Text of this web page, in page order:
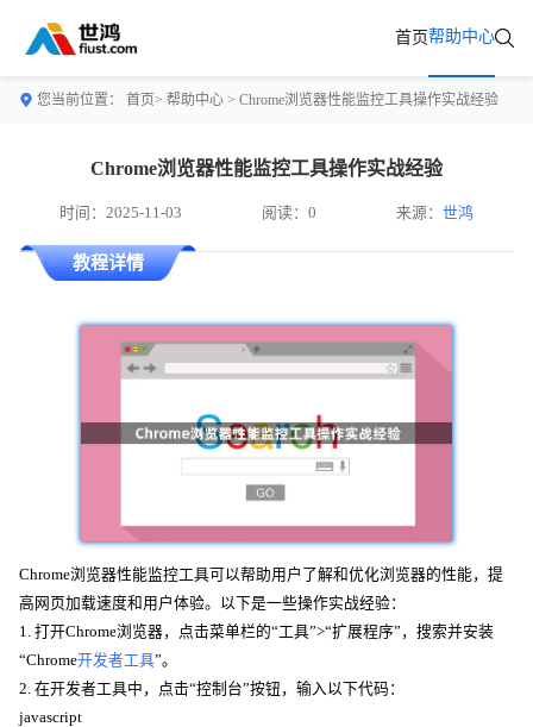
首页帮助中心
您当前位置： 首页> 帮助中心 > Chrome浏览器性能监控工具操作实战经验
Chrome浏览器性能监控工具操作实战经验
时间：2025-11-03 阅读：0 来源：世鸿
教程详情
Chrome浏览器性能监控工具可以帮助用户了解和优化浏览器的性能，提
高网页加载速度和用户体验。以下是一些操作实战经验：
1. 打开Chrome浏览器，点击菜单栏的“工具”>“扩展程序”，搜索并安装
“Chrome开发者工具”。
2. 在开发者工具中，点击“控制台”按钮，输入以下代码：
javascript